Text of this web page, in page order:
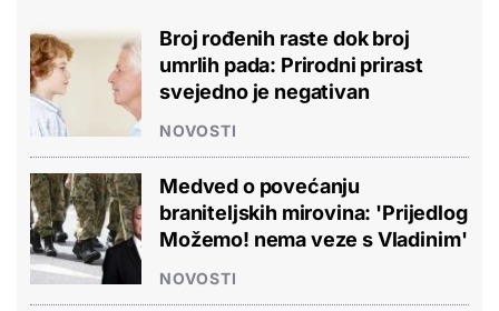
Broj rođenih raste dok broj
umrlih pada: Prirodni prirast
svejedno je negativan
NOVOSTI
Medved o povećanju
braniteljskih mirovina: 'Prijedlog
Možemo! nema veze s Vladinim'
NOVOSTI